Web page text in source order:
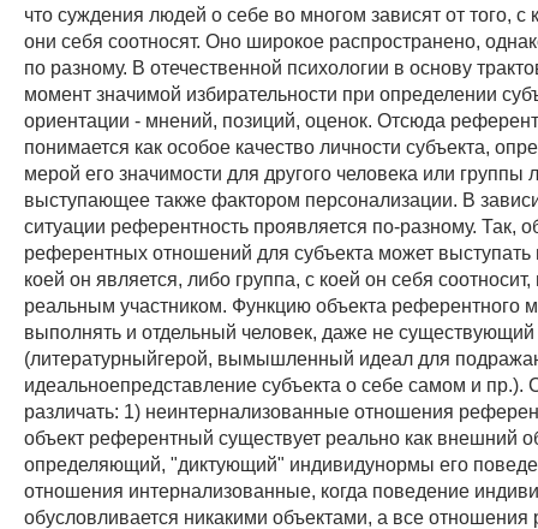
что суждения людей о себе во многом зависят от того, с
они себя соотносят. Оно широкое распространено,
по разному. В отечественной психологии в основу
момент значимой избирательности при определении
ориентации - мнений, позиций, оценок. Отсюда
понимается как особое качество личности субъекта,
мерой его значимости для другого человека или группы
выступающее также фактором персонализации. В
ситуации референтность проявляется по-разному. Так,
референтных отношений для субъекта может выступать
коей он является, либо группа, с коей он себя соотносит,
реальным участником. Функцию объекта референтного
выполнять и отдельный человек, даже не
(литературныйгерой, вымышленный идеал для
идеальноепредставление субъекта о себе самом и пр.).
различать: 1) неинтернализованные отношения
объект референтный существует реально как внешний
определяющий, "диктующий" индивидунормы его
отношения интернализованные, когда поведение
обусловливается никакими объектами, а все